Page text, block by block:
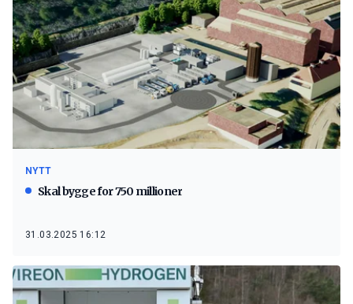
NYTT
Skal bygge for 750 millioner
31.03.2025 16:12